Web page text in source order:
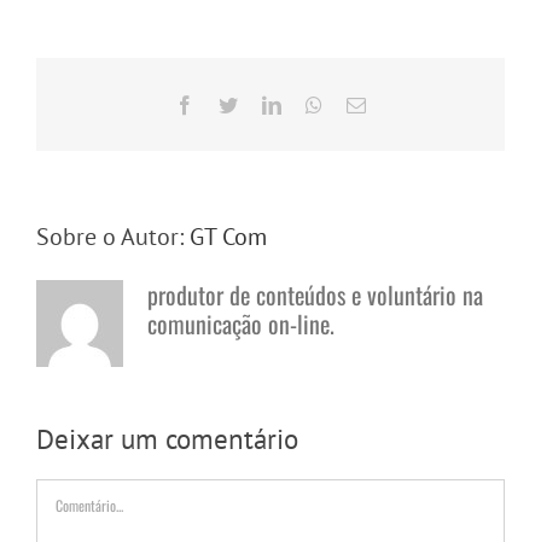
Facebook
TwitterLinkedInWhatsApp
E-
Sobre o Autor: GT Com
produtor de conteúdos e voluntário na
comunicação on-line.
Deixar um comentário
Comentário